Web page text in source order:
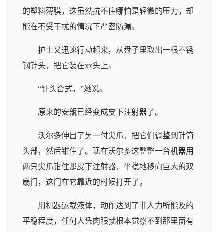
的塑料薄膜，这虽然抗不住哪怕是轻微的压力，却
能在不受干扰的情况下严密防漏。
护土又迅速行动起来，从盘子里取出一根不锈
钢针头，把它装在xx头上。
“针头合式，”她说。
原来的安瓿已经变成皮下注射器了。
沃尔多伸出了另一付尖爪，把它们调整到针筒
头部，然后钳住了。现在沃尔多这整整一台机器用
两只尖爪钳住那皮下注射器，平稳地移向巨大的双
扇门，这门在它靠近的时候打开了。
用机器运载液体，动作达到了非人力所能及的
平稳程度，任何人凭肉眼就根本觉察不到那里面有